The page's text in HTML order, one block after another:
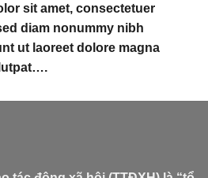
sit amet, consectetuer
diam nonummy nibh
ut laoreet dolore magna